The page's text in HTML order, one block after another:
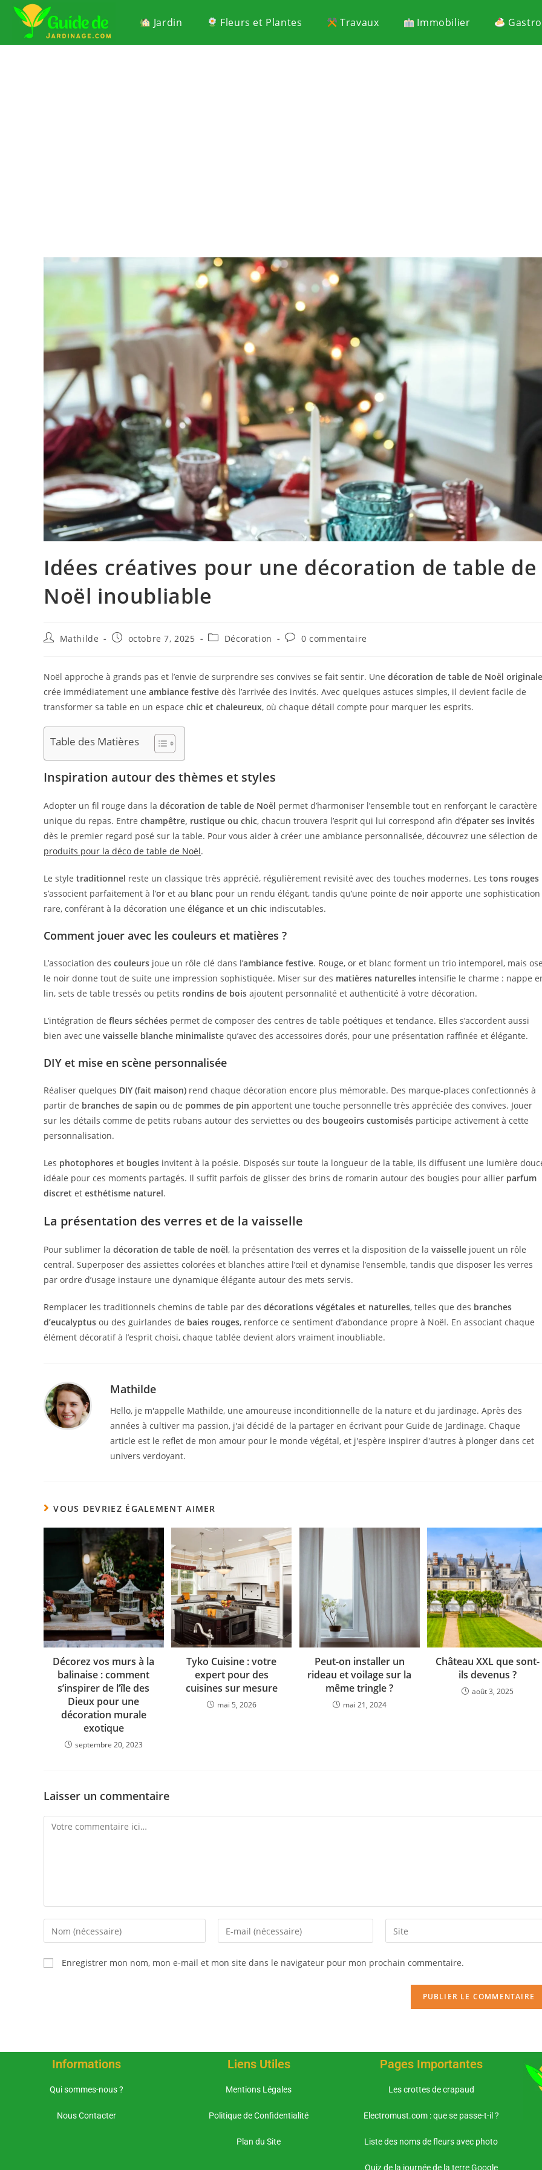
Jardin Fleurs et Plantes Travaux Immobilier
Idées créatives pour une décoration de table de
Noël inoubliable
Mathilde octobre 7, 2025 Décoration 0 commentaire
Noël approche à grands pas et l’envie de surprendre ses convives se fait sentir. Une décoration de table de Noël originale
crée immédiatement une ambiance festive dès l’arrivée des invités. Avec quelques astuces simples, il devient facile de
transformer sa table en un espace chic et chaleureux, où chaque détail compte pour marquer les esprits.
Table des Matières
Inspiration autour des thèmes et styles
Adopter un fil rouge dans la décoration de table de Noël permet d’harmoniser l’ensemble tout en renforçant le caractère
unique du repas. Entre champêtre, rustique ou chic, chacun trouvera l’esprit qui lui correspond afin d’épater ses invités
dès le premier regard posé sur la table. Pour vous aider à créer une ambiance personnalisée, découvrez une sélection de
produits pour la déco de table de Noël.
Le style traditionnel reste un classique très apprécié, régulièrement revisité avec des touches modernes. Les tons rouges
s’associent parfaitement à l’or et au blanc pour un rendu élégant, tandis qu’une pointe de noir apporte une sophistication
rare, conférant à la décoration une élégance et un chic indiscutables.
Comment jouer avec les couleurs et matières ?
L’association des couleurs joue un rôle clé dans l’ambiance festive. Rouge, or et blanc forment un trio intemporel, mais
le noir donne tout de suite une impression sophistiquée. Miser sur des matières naturelles intensifie le charme : nappe
lin, sets de table tressés ou petits rondins de bois ajoutent personnalité et authenticité à votre décoration.
L’intégration de fleurs séchées permet de composer des centres de table poétiques et tendance. Elles s’accordent aussi
bien avec une vaisselle blanche minimaliste qu’avec des accessoires dorés, pour une présentation raffinée et élégante.
DIY et mise en scène personnalisée
Réaliser quelques DIY (fait maison) rend chaque décoration encore plus mémorable. Des marque-places confectionnés à
partir de branches de sapin ou de pommes de pin apportent une touche personnelle très appréciée des convives. Jouer
sur les détails comme de petits rubans autour des serviettes ou des bougeoirs customisés participe activement à cette
personnalisation.
Les photophores et bougies invitent à la poésie. Disposés sur toute la longueur de la table, ils diffusent une lumière
idéale pour ces moments partagés. Il suffit parfois de glisser des brins de romarin autour des bougies pour allier parfum
discret et esthétisme naturel.
La présentation des verres et de la vaisselle
Pour sublimer la décoration de table de noël, la présentation des verres et la disposition de la vaisselle jouent un rôle
central. Superposer des assiettes colorées et blanches attire l’œil et dynamise l’ensemble, tandis que disposer les verres
par ordre d’usage instaure une dynamique élégante autour des mets servis.
Remplacer les traditionnels chemins de table par des décorations végétales et naturelles, telles que des branches
d’eucalyptus ou des guirlandes de baies rouges, renforce ce sentiment d’abondance propre à Noël. En associant chaque
élément décoratif à l’esprit choisi, chaque tablée devient alors vraiment inoubliable.
Mathilde
Hello, je m'appelle Mathilde, une amoureuse inconditionnelle de la nature et du jardinage. Après des
années à cultiver ma passion, j'ai décidé de la partager en écrivant pour Guide de Jardinage. Chaque
article est le reflet de mon amour pour le monde végétal, et j'espère inspirer d'autres à plonger dans cet
univers verdoyant.
VOUS DEVRIEZ ÉGALEMENT AIMER
Décorez vos murs à la
balinaise : comment
s’inspirer de l’île des
Dieux pour une
décoration murale
exotique
septembre 20, 2023
Tyko Cuisine : votre
expert pour des
cuisines sur mesure
mai 5, 2026
Peut-on installer un
rideau et voilage sur la
même tringle ?
mai 21, 2024
Château XXL que sont-
ils devenus ?
août 3, 2025
Laisser un commentaire
Enregistrer mon nom, mon e-mail et mon site dans le navigateur pour mon prochain commentaire.
Informations
Qui sommes-nous ?
Nous Contacter
Liens Utiles
Mentions Légales
Politique de Confidentialité
Plan du Site
Pages Importantes
Les crottes de crapaud
Electromust.com : que se passe-t-il ?
Liste des noms de fleurs avec photo
Quiz de la journée de la terre Google